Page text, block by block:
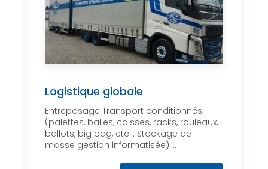
Logistique globale
Entreposage Transport conditionnés
(palettes, balles, caisses, racks, rouleaux,
ballots, big bag, etc… Stockage de
masse gestion informatisée)....